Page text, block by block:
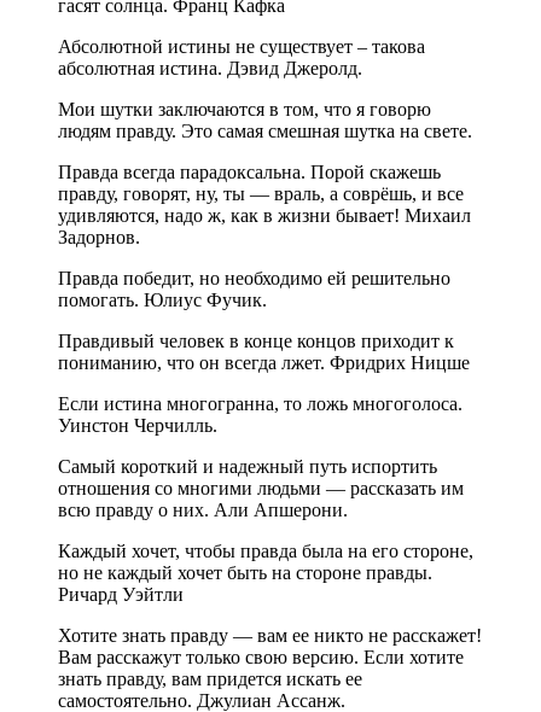
гасят солнца. Франц Кафка
Абсолютной истины не существует – такова
абсолютная истина. Дэвид Джеролд.
Мои шутки заключаются в том, что я говорю
людям правду. Это самая смешная шутка на свете.
Правда всегда парадоксальна. Порой скажешь
правду, говорят, ну, ты — враль, а соврёшь, и все
удивляются, надо ж, как в жизни бывает! Михаил
Задорнов.
Правда победит, но необходимо ей решительно
помогать. Юлиус Фучик.
Правдивый человек в конце концов приходит к
пониманию, что он всегда лжет. Фридрих Ницше
Если истина многогранна, то ложь многоголоса.
Уинстон Черчилль.
Самый короткий и надежный путь испортить
отношения со многими людьми — рассказать им
всю правду о них. Али Апшерони.
Каждый хочет, чтобы правда была на его стороне,
но не каждый хочет быть на стороне правды.
Ричард Уэйтли
Хотите знать правду — вам ее никто не расскажет!
Вам расскажут только свою версию. Если хотите
знать правду, вам придется искать ее
самостоятельно. Джулиан Ассанж.